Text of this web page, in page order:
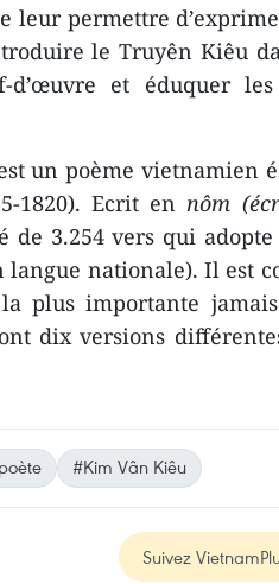
leur permettre
le Truyên Kiêu
et éduquer les
un poème vietnamien
1820). Ecrit en nôm
de 3.254 vers qui
nationale). Il est
plus importante
dix versions
#Kim Vân Kiêu
Suivez